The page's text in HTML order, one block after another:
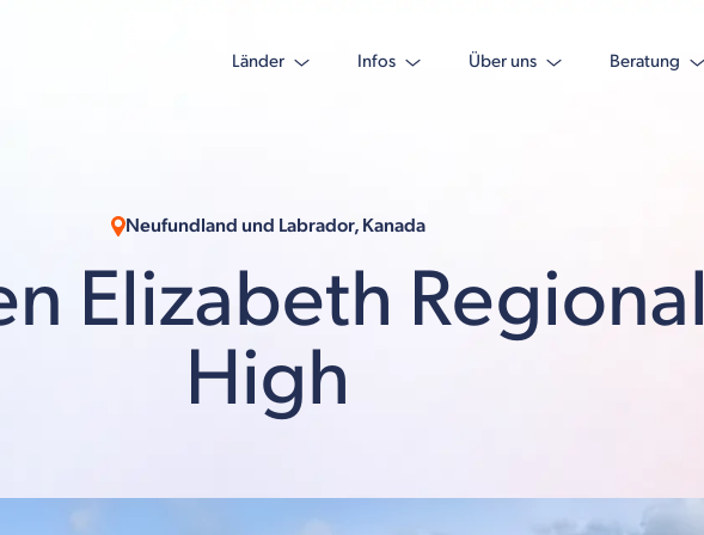
Länder Infos Über uns Beratung
Neufundland und Labrador, Kanada
Elizabeth Regional
High